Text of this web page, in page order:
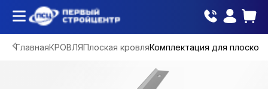
ГлавнаяКРОВЛЯПлоская кровляКомплектация для плоской